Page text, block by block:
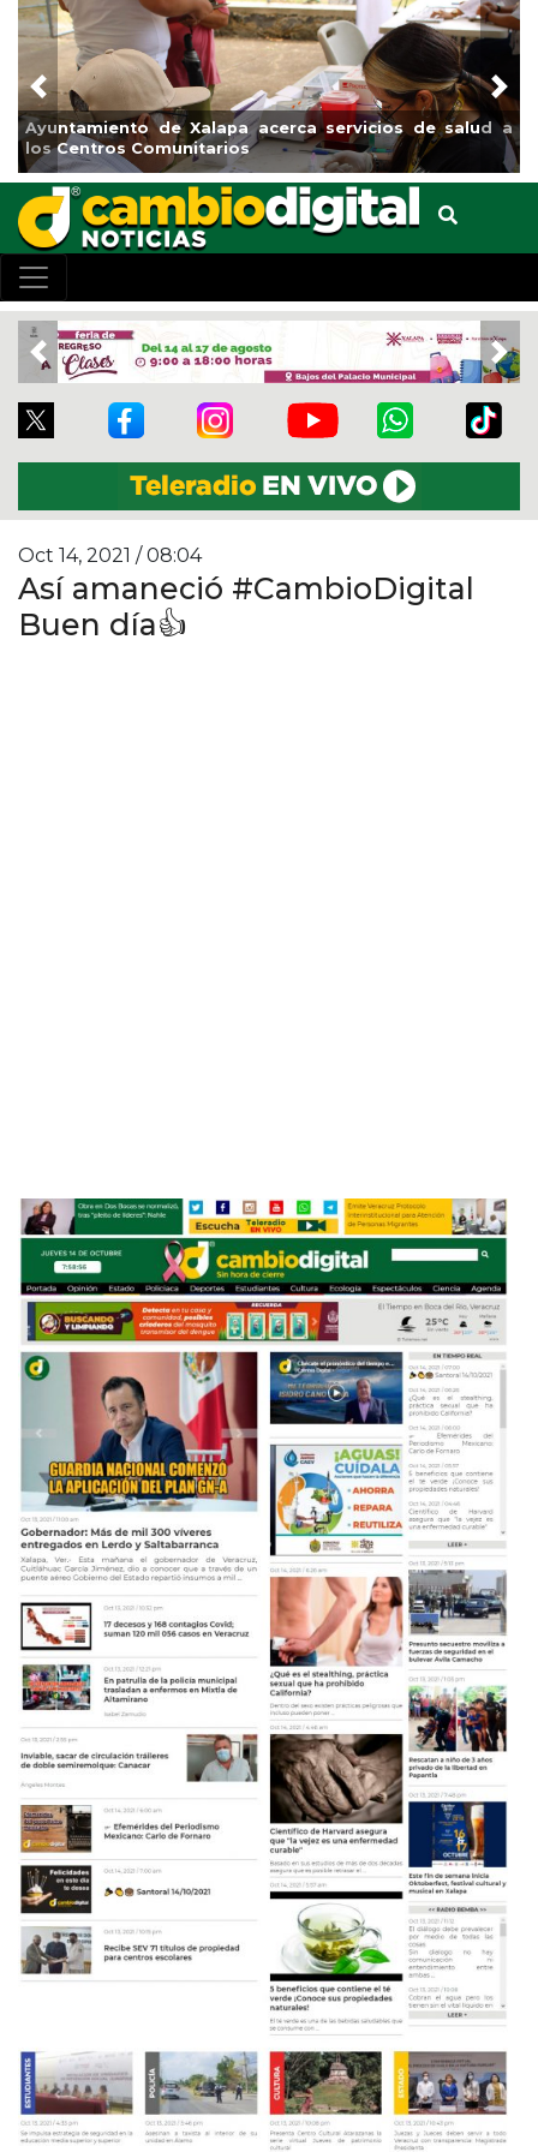
de salud a
Municipio arrancará primera etapa de
el boulevard 5 de febrero
Previous
Previous
Oct 14, 2021 / 08:04
Así amaneció #CambioDigital
Buen día👍